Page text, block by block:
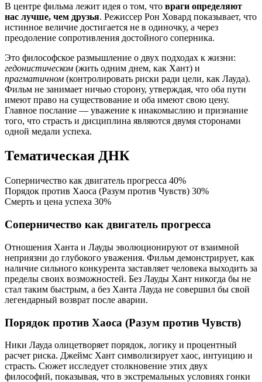
В центре фильма лежит идея о том, что враги определяют
нас лучше, чем друзья. Режиссер Рон Ховард показывает, что
истинное величие достигается не в одиночку, а через
преодоление сопротивления достойного соперника.
Это философское размышление о двух подходах к жизни:
гедонистическом (жить одним днем, как Хант) и
прагматичном (контролировать риски ради цели, как Лауда).
Фильм не занимает ничью сторону, утверждая, что оба пути
имеют право на существование и оба имеют свою цену.
Главное послание — уважение к инакомыслию и признание
того, что страсть и дисциплина являются двумя сторонами
одной медали успеха.
Тематическая ДНК
Соперничество как двигатель прогресса 40%
Порядок против Хаоса (Разум против Чувств) 30%
Смерть и цена успеха 30%
Соперничество как двигатель прогресса
Отношения Ханта и Лауды эволюционируют от взаимной
неприязни до глубокого уважения. Фильм демонстрирует, как
наличие сильного конкурента заставляет человека выходить за
пределы своих возможностей. Без Лауды Хант никогда бы не
стал таким быстрым, а без Ханта Лауда не совершил бы свой
легендарный возврат после аварии.
Порядок против Хаоса (Разум против Чувств)
Ники Лауда олицетворяет порядок, логику и процентный
расчет риска. Джеймс Хант символизирует хаос, интуицию и
страсть. Сюжет исследует столкновение этих двух
философий, показывая, что в экстремальных условиях гонки